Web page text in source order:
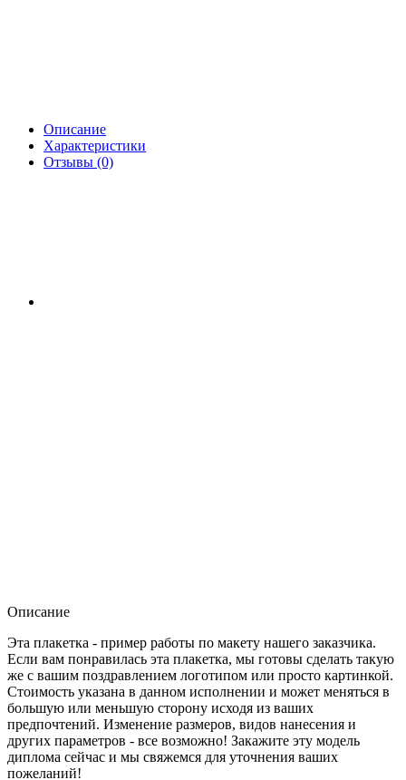
Описание
Характеристики
Отзывы (0)
Описание
Эта плакетка - пример работы по макету нашего заказчика.
Если вам понравилась эта плакетка, мы готовы сделать такую
же с вашим поздравлением логотипом или просто картинкой.
Стоимость указана в данном исполнении и может меняться в
большую или меньшую сторону исходя из ваших
предпочтений. Изменение размеров, видов нанесения и
других параметров - все возможно! Закажите эту модель
диплома сейчас и мы свяжемся для уточнения ваших
пожеланий!